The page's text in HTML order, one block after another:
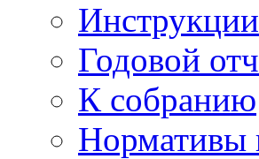
Инструкции
Годовой
К собранию
Нормативы